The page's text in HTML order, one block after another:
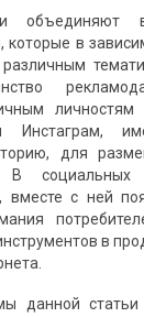
объединяют
которые в
личностям
Инстаграм,
для
В социальных
вместе с ней
в
данной